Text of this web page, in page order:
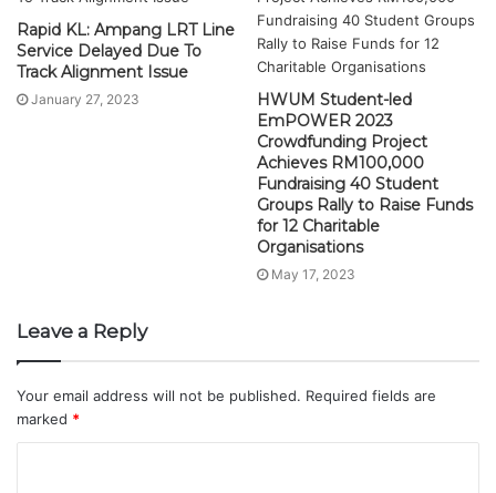
Rapid KL: Ampang LRT Line
Service Delayed Due To
Track Alignment Issue
January 27, 2023
HWUM Student-led
EmPOWER 2023
Crowdfunding Project
Achieves RM100,000
Fundraising 40 Student
Groups Rally to Raise Funds
for 12 Charitable
Organisations
May 17, 2023
Leave a Reply
Your email address will not be published. Required fields are
marked *